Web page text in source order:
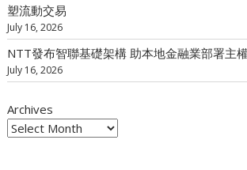
塑流動交易
July 16, 2026
NTT發布智聯基礎架構 助本地金融業部署主
July 16, 2026
Archives